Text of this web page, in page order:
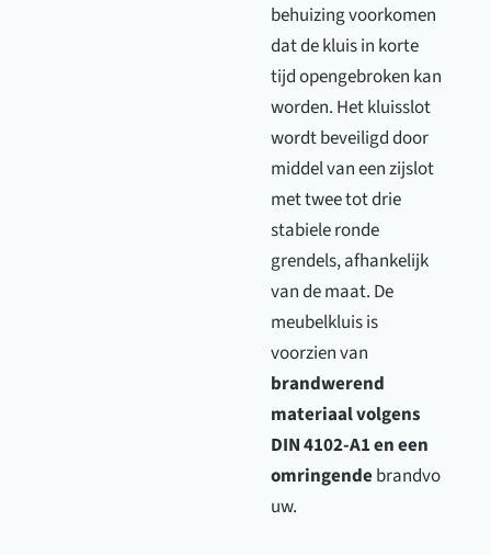
behuizing voorkomen
dat de kluis in korte
tijd opengebroken kan
worden. Het kluisslot
wordt beveiligd door
middel van een zijslot
met twee tot drie
stabiele ronde
grendels, afhankelijk
van de maat. De
meubelkluis is
voorzien van
brandwerend
materiaal volgens
DIN 4102-A1 en een
omringendebrandvo
uw.